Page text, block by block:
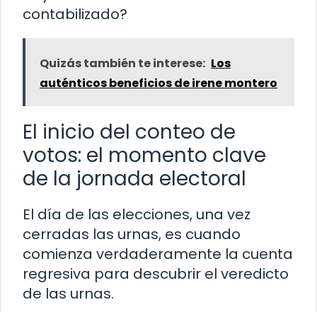
contabilizado?
Quizás también te interese: Los
auténticos beneficios de irene montero
El inicio del conteo de
votos: el momento clave
de la jornada electoral
El día de las elecciones, una vez
cerradas las urnas, es cuando
comienza verdaderamente la cuenta
regresiva para descubrir el veredicto
de las urnas.